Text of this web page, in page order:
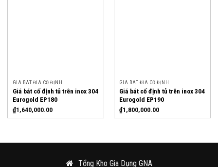
GIÁ BÁT ĐĨA CỐ ĐỊNH
Giá bát cố định tủ trên inox 304
Eurogold EP180
₫1,640,000.00
GIÁ BÁT ĐĨA CỐ ĐỊNH
Giá bát cố định tủ trên inox 304
Eurogold EP190
₫1,800,000.00
Tổng Kho Gia Dụng GNA